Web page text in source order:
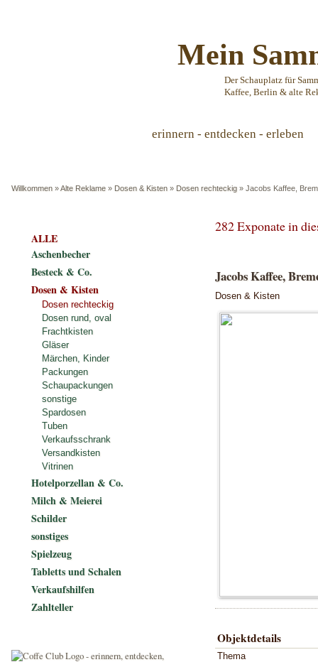
Mein
Der Schauplatz für
Kaffee, Berlin & alte
erinnern - entdecken - erleben
Willkommen »Alte Reklame » Dosen & Kisten » Dosen rechteckig » Jacobs Kaffee,
282 Exponate in
Jacobs Kaffee,
Dosen & Kisten
Objektdetails
Thema
ALLE
Aschenbecher
Besteck & Co.
Dosen & Kisten
Dosen rechteckig
Dosen rund, oval
Frachtkisten
Gläser
Märchen, Kinder
Packungen
Schaupackungen
sonstige
Spardosen
Tuben
Verkaufsschrank
Versandkisten
Vitrinen
Hotelporzellan & Co.
Milch & Meierei
Schilder
sonstiges
Spielzeug
Tabletts und Schalen
Verkaufshilfen
Zahlteller